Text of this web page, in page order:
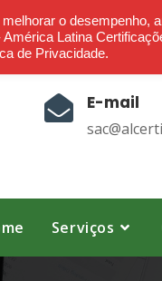
Ética -
E-mail
Serviços
o desempenho,
Latina
de Privacidade.